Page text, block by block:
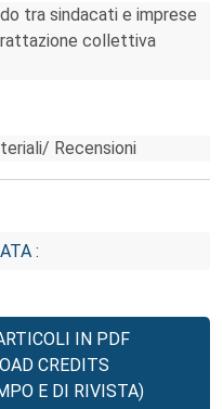
tra sindacati e imprese
collettiva
Recensioni
:
IN PDF
CREDITS
E DI RIVISTA)